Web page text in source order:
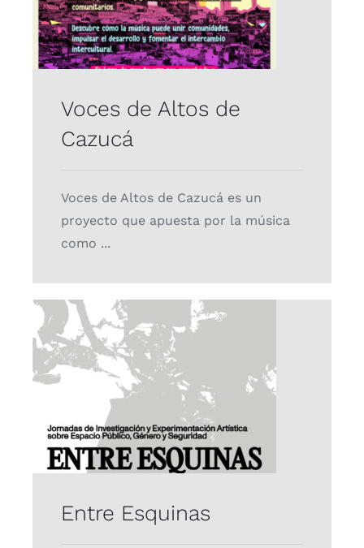
Proyectos
Voces de Altos de
Cazucá
Voces de Altos de Cazucá es un
proyecto que apuesta por la música
como ...
Entre Esquinas
Entre Esquinas